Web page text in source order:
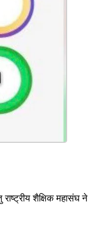
राष्ट्रीय शैक्षिक महासंघ ने